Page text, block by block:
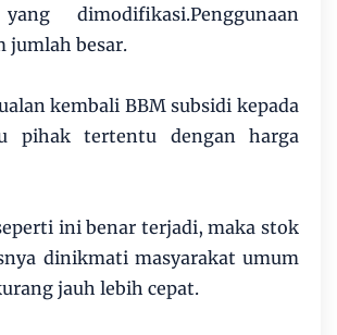
dimodifikasi.Penggunaan
jumlah besar.
kembali BBM subsidi kepada
pihak tertentu dengan harga
ini benar terjadi, maka stok
dinikmati masyarakat umum
jauh lebih cepat.